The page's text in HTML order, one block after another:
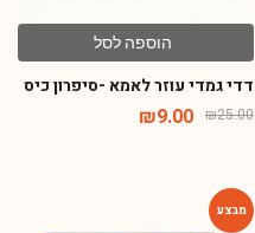
הוספה לסל
דדי גמדי עוזר לאמא -סיפרון כיס
₪25.00
₪9.00